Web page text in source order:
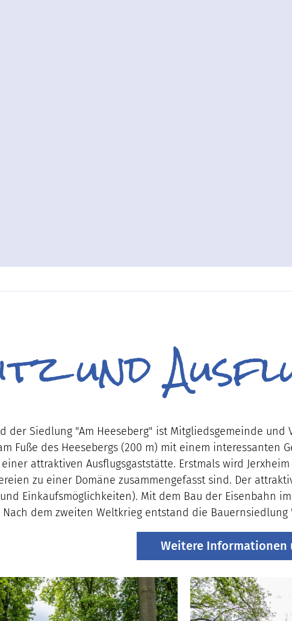
und
der Siedlung "Am Heeseberg" ist Mitgliedsgemeinde und
Fuße des Heesebergs (200 m) mit einem interessanten
attraktiven Ausflugsgaststätte. Erstmals wird
zu einer Domäne zusammengefasst sind. Der
Einkaufsmöglichkeiten). Mit dem Bau der Eisenbahn
dem zweiten Weltkrieg entstand die Bauernsiedlung
Weitere Informationen